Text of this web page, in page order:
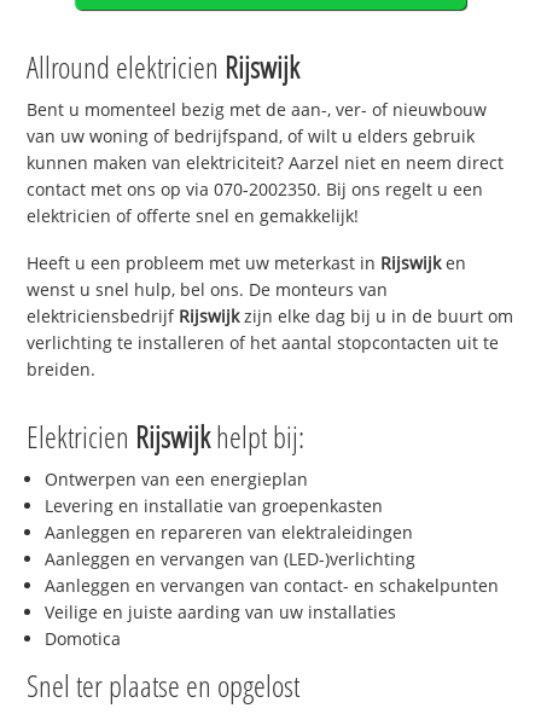
Allround elektricien Rijswijk
Bent u momenteel bezig met de aan-, ver- of nieuwbouw
van uw woning of bedrijfspand, of wilt u elders gebruik
kunnen maken van elektriciteit? Aarzel niet en neem direct
contact met ons op via 070-2002350. Bij ons regelt u een
elektricien of offerte snel en gemakkelijk!
Heeft u een probleem met uw meterkast in Rijswijken
wenst u snel hulp, bel ons. De monteurs van
elektriciensbedrijf Rijswijkzijn elke dag bij u in de buurt om
verlichting te installeren of het aantal stopcontacten uit te
breiden.
Elektricien Rijswijkhelpt bij:
Ontwerpen van een energieplan
Levering en installatie van groepenkasten
Aanleggen en repareren van elektraleidingen
Aanleggen en vervangen van (LED-)verlichting
Aanleggen en vervangen van contact- en schakelpunten
Veilige en juiste aarding van uw installaties
Domotica
Snel ter plaatse en opgelost